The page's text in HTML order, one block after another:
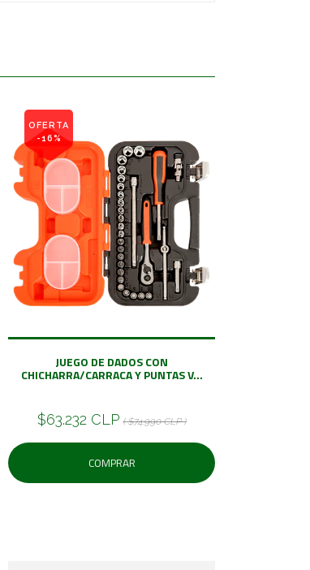
OFERTA
-16%
JUEGO DE DADOS CON
CHICHARRA/CARRACA Y PUNTAS V...
$63.232 CLP ( $74.990 CLP )
COMPRAR